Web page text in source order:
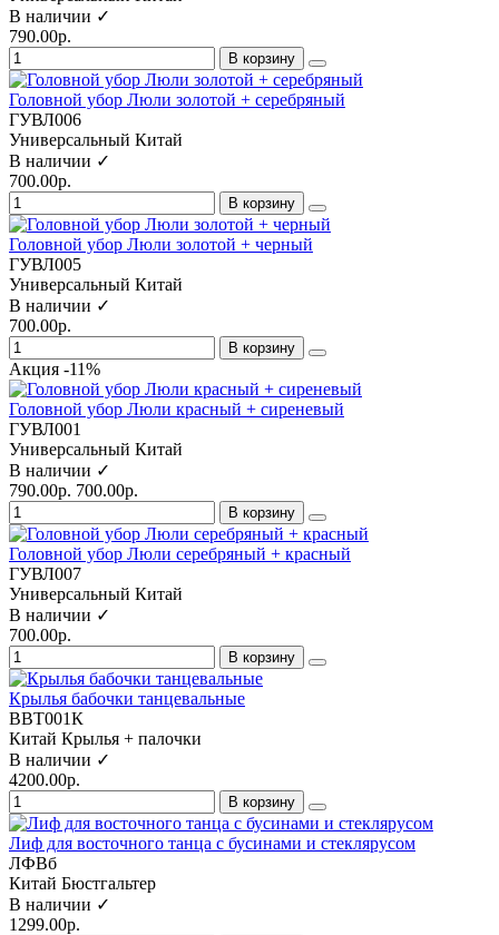
В наличии ✓
790.00р.
В корзину
Головной убор Люли золотой + серебряный
ГУВЛ006
Универсальный Китай
В наличии ✓
700.00р.
В корзину
Головной убор Люли золотой + черный
ГУВЛ005
Универсальный Китай
В наличии ✓
700.00р.
В корзину
Акция -11%
Головной убор Люли красный + сиреневый
ГУВЛ001
Универсальный Китай
В наличии ✓
790.00р. 700.00р.
В корзину
Головной убор Люли серебряный + красный
ГУВЛ007
Универсальный Китай
В наличии ✓
700.00р.
В корзину
Крылья бабочки танцевальные
ВВТ001К
Китай Крылья + палочки
В наличии ✓
4200.00р.
В корзину
Лиф для восточного танца с бусинами и стеклярусом
ЛФВб
Китай Бюстгальтер
В наличии ✓
1299.00р.